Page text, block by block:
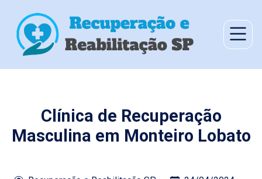
Clínica de Recuperação
Masculina em Monteiro Lobato